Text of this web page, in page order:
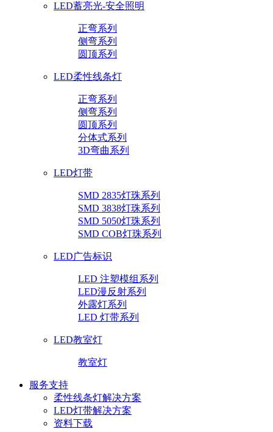
LED蓄亮光-安全照明
正弯系列
侧弯系列
圆顶系列
LED柔性线条灯
正弯系列
侧弯系列
圆顶系列
分体式系列
3D弯曲系列
LED灯带
SMD 2835灯珠系列
SMD 3838灯珠系列
SMD 5050灯珠系列
SMD COB灯珠系列
LED广告标识
LED 注塑模组系列
LED漫反射系列
外露灯系列
LED 灯带系列
LED教室灯
教室灯
服务支持
柔性线条灯解决方案
LED灯带解决方案
资料下载